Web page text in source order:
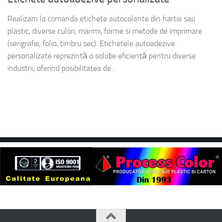
Realizam la comanda etichete autocolante din hartie sau
plastic, diverse culori, marimi, forme si metode de imprimare
(serigrafie, folio, timbru sec). Etichetele autoadezive
personalizate reprezintă o soluție eficientă pentru diverse
industrii, oferind posibilitatea de...